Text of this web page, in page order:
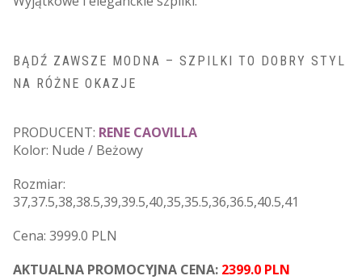
BĄDŹ ZAWSZE MODNA – SZPILKI TO DOBRY STYL
NA RÓŻNE OKAZJE
PRODUCENT: RENE CAOVILLA
Kolor: Nude / Beżowy
Rozmiar:
37,37.5,38,38.5,39,39.5,40,35,35.5,36,36.5,40.5,41
Cena: 3999.0 PLN
AKTUALNA PROMOCYJNA CENA: 2399.0 PLN